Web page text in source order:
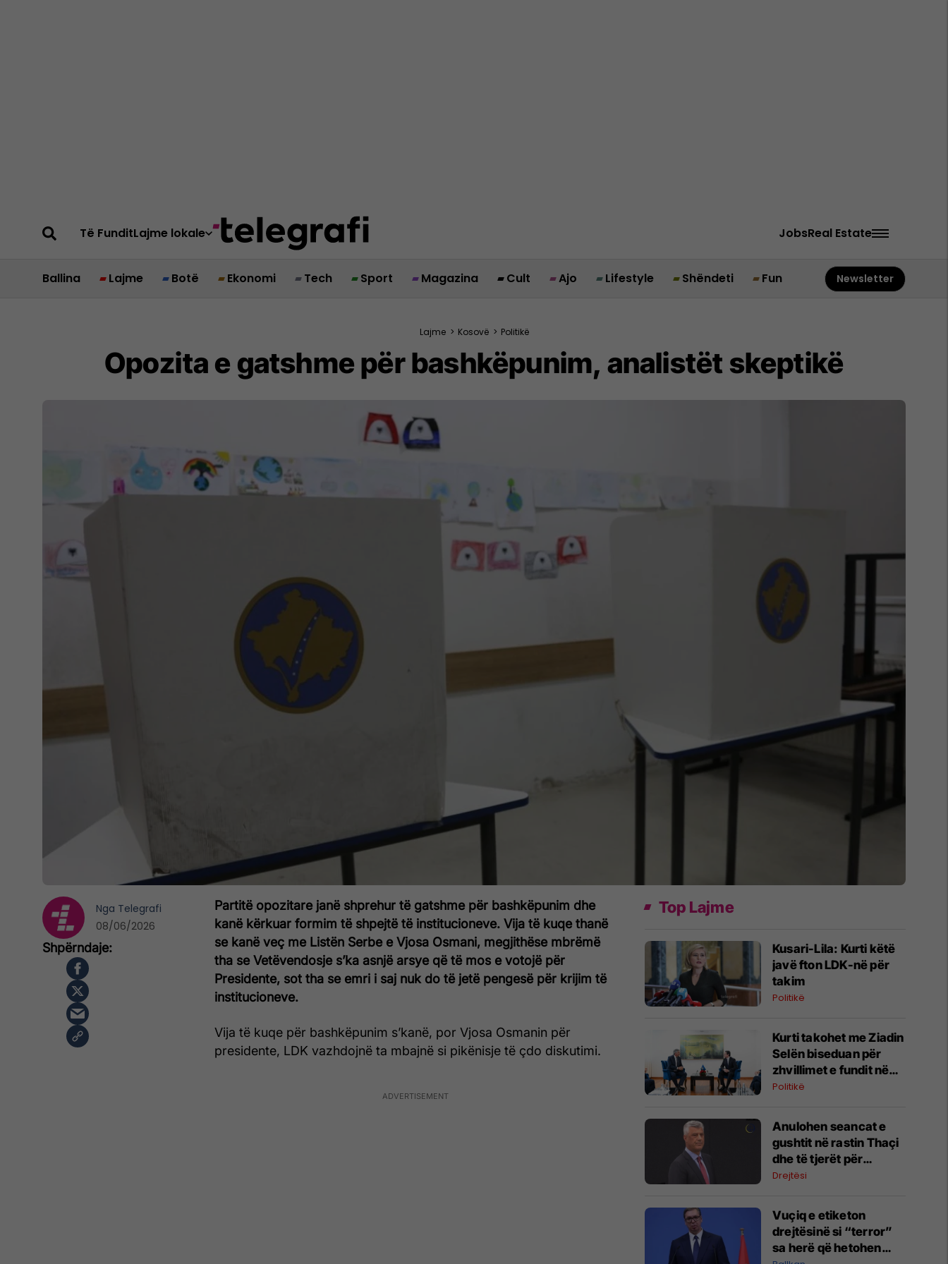
Të FunditLajme lokale JobsReal Estate
Ballina Lajme Botë Ekonomi Tech Sport Magazina Cult Ajo Lifestyle Shëndeti Fun Newsletter
Lajme > Kosovë > Politikë
Opozita e gatshme për bashkëpunim, analistët skeptikë
Partitë opozitare janë shprehur të gatshme për bashkëpunim dhe
kanë kërkuar formim të shpejtë të institucioneve. Vija të kuqe thanë
se kanë veç me Listën Serbe e Vjosa Osmani, megjithëse mbrëmë
tha se Vetëvendosje s’ka asnjë arsye që të mos e votojë për
Presidente, sot tha se emri i saj nuk do të jetë pengesë për krijim të
institucioneve.
Vija të kuqe për bashkëpunim s’kanë, por Vjosa Osmanin për
presidente, LDK vazhdojnë ta mbajnë si pikënisje të çdo diskutimi.
Nga Telegrafi
08/06/2026
Top Lajme
​Kusari-Lila: Kurti këtë
javë fton LDK-në për
takim
Politikë
Kurti takohet me Ziadin
Selën biseduan për
zhvillimet e fundit në
Kosovë
Politikë
Anulohen seancat e
gushtit në rastin Thaçi
dhe të tjerët për
veprën kundër
drejtësisë
Drejtësi
​Vuçiq e etiketon
drejtësinë si “terror”
sa herë që hetohen